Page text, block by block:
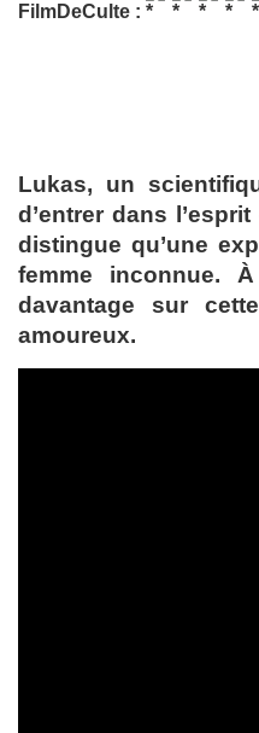
FilmDeCulte :
Lukas, un
d’entrer dans
distingue qu’une
femme inconnue.
davantage sur
amoureux.